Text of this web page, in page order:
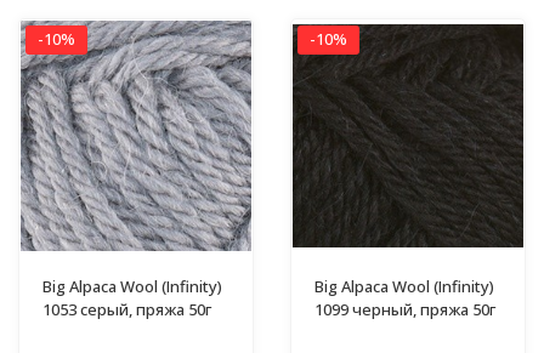
-10%
Big Alpaca Wool (Infinity)
1053 серый, пряжа 50г
-10%
Big Alpaca Wool (Infinity)
1099 черный, пряжа 50г